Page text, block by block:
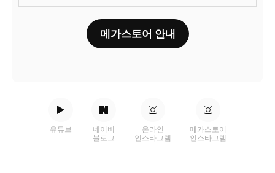
메가스토어 안내
유튜브
네이버
블로그
온라인
인스타그램
메가스토어
인스타그램